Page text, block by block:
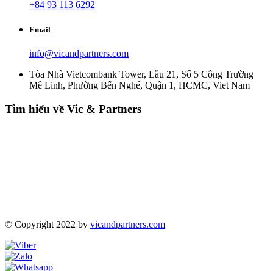
+84 93 113 6292
Email
info@vicandpartners.com
Tòa Nhà Vietcombank Tower, Lầu 21, Số 5 Công Trường
Mê Linh, Phường Bến Nghé, Quận 1, HCMC, Viet Nam
Tìm hiểu về Vic & Partners
© Copyright 2022 by vicandpartners.com